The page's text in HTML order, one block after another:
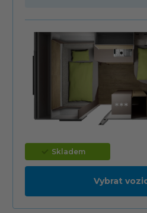
Skladem
Vybrat